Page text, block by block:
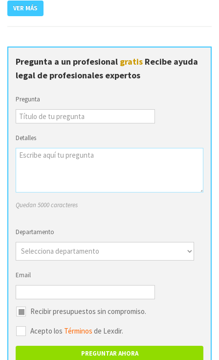
VER MÁS
Pregunta a un profesional gratis Recibe ayuda
legal de profesionales expertos
Pregunta
Detalles
Quedan 5000 caracteres
Departamento
Email
Recibir presupuestos sin compromiso.
Acepto los Términos de Lexdir.